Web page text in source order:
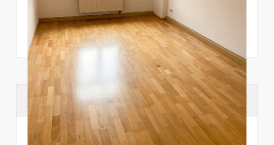
Suchhistorie
noch nichts angesehen